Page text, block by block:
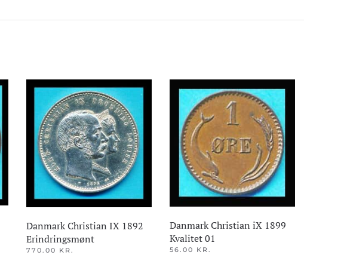
Danmark Christian IX 1892
Erindringsmønt
770.00 KR.
Danmark Christian iX 1899
Kvalitet 01
56.00 KR.